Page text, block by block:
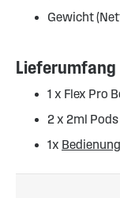
Gewicht
Lieferumfang
1 x Flex Pro
2 x 2ml
1x